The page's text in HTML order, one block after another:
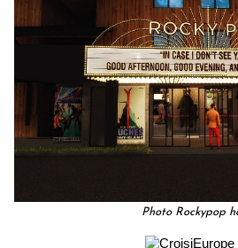
Photo Rockypop